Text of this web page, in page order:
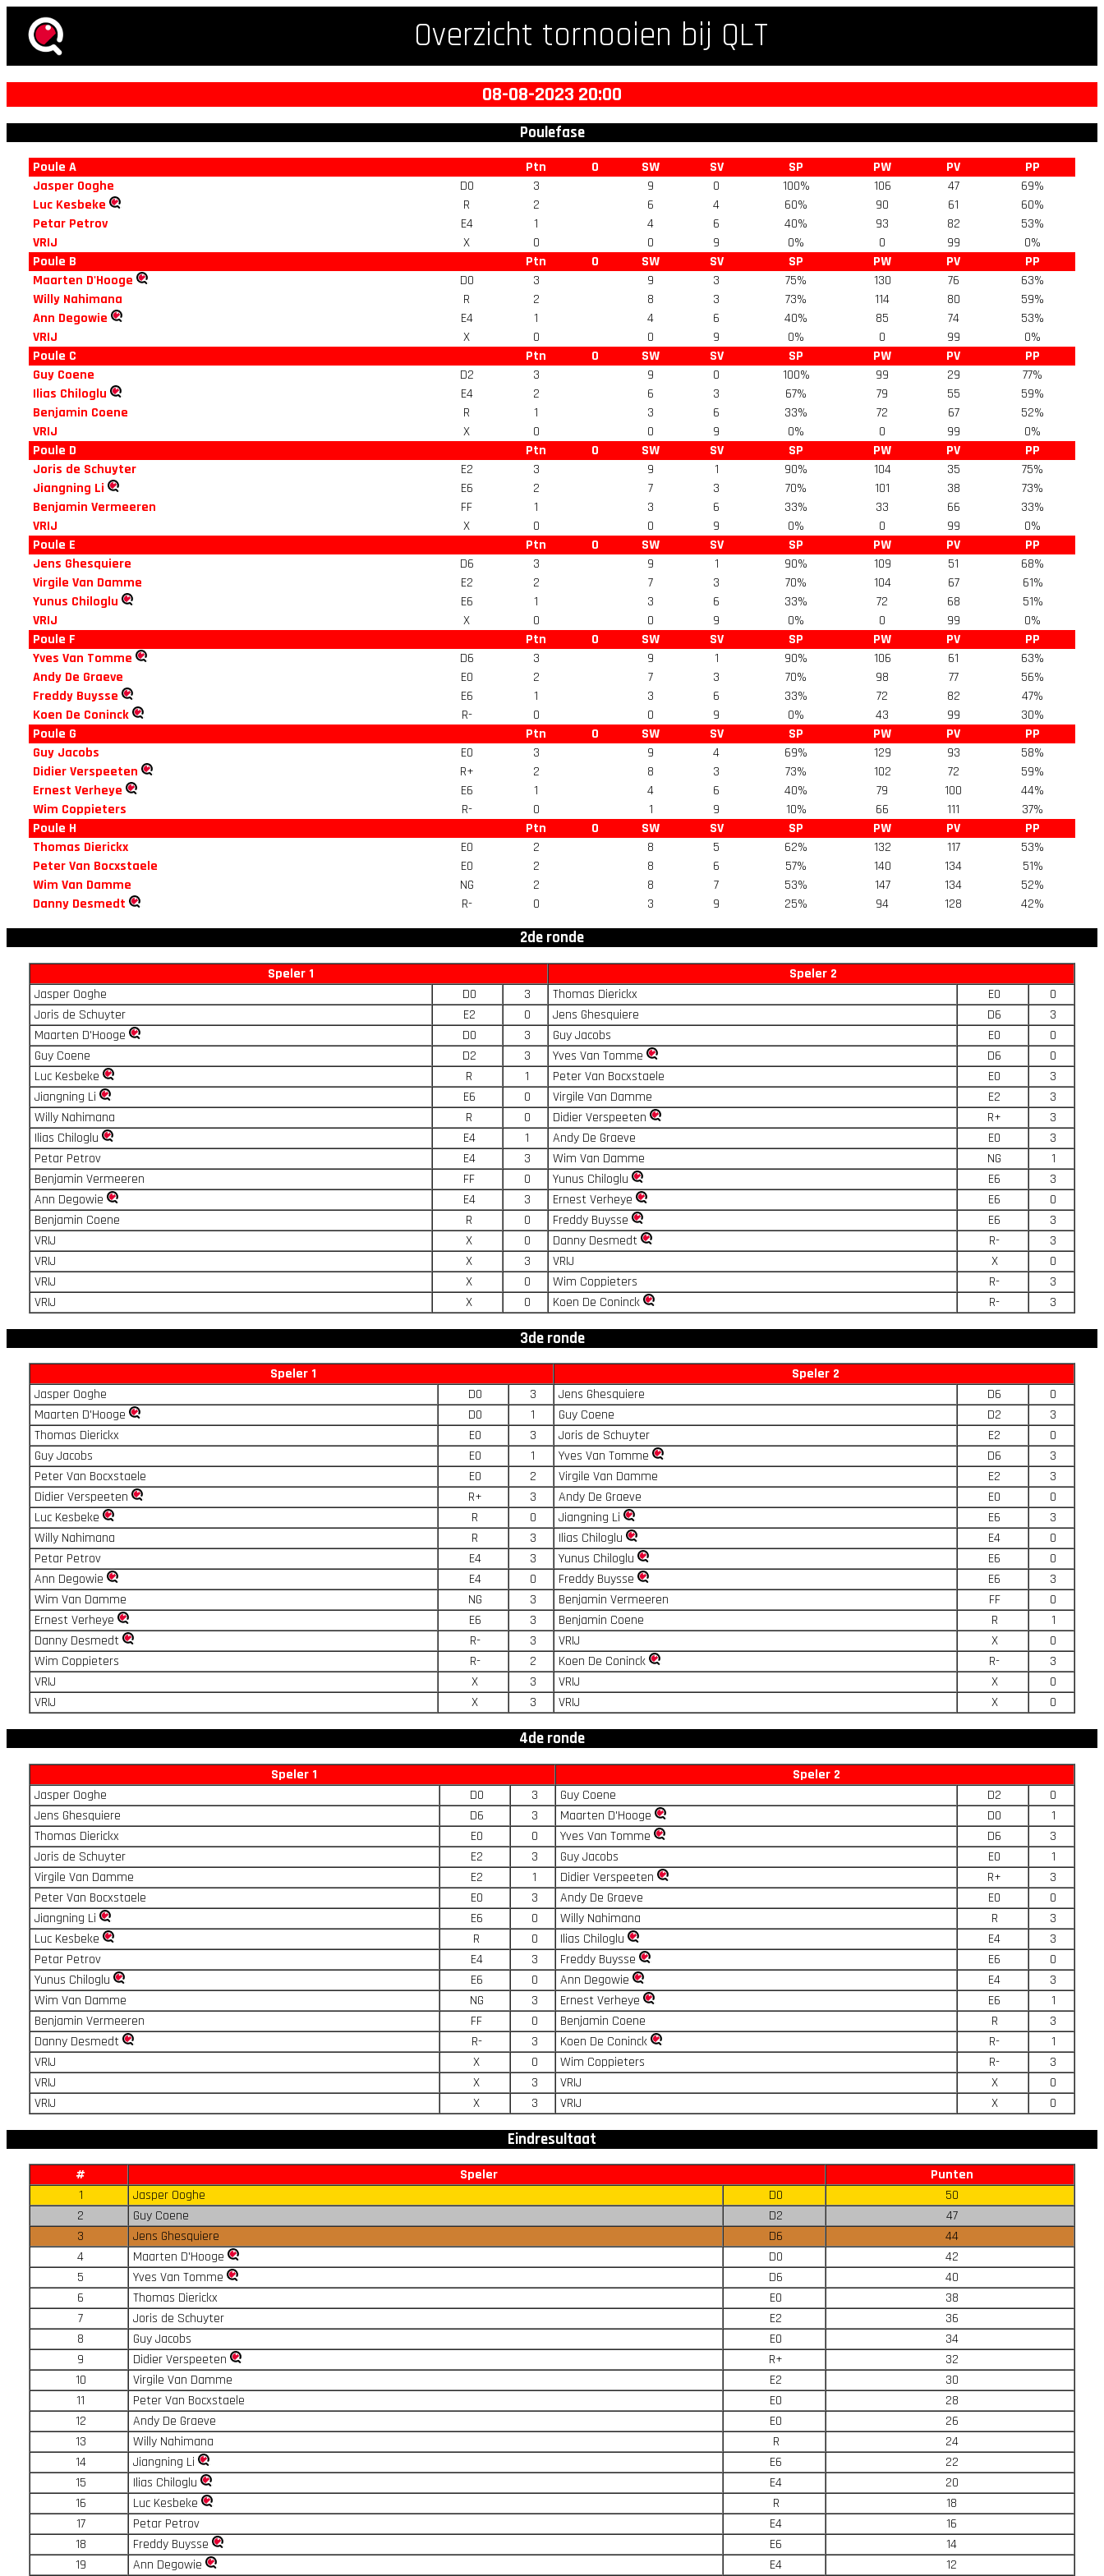
Overzicht tornooien bij QLT
08-08-2023 20:00
Poulefase
Poule A Ptn O SW SV SP PW PV
PP
Jasper Ooghe
D0 3 9 0 100% 106 47
69%
Luc Kesbeke
R 2 6 4 60% 90 61
60%
Petar Petrov
E4 1 4 6 40% 93 82
53%
VRIJ
X 0 0 9 0% 0 99
0%
Poule B
Ptn O SW SV SP PW PV
PP
Maarten D'Hooge
D0 3 9 3 75% 130 76
63%
Willy Nahimana
R 2 8 3 73% 114 80
59%
Ann Degowie
E4 1 4 6 40% 85 74
53%
VRIJ
X 0 0 9 0% 0 99
0%
Poule C
Ptn O SW SV SP PW PV
PP
Guy Coene
D2 3 9 0 100% 99 29
77%
Ilias Chiloglu
E4 2 6 3 67% 79 55
59%
Benjamin Coene
R 1 3 6 33% 72 67
52%
VRIJ
X 0 0 9 0% 0 99
0%
Poule D
Ptn O SW SV SP PW PV
PP
Joris de Schuyter
E2 3 9 1 90% 104 35
75%
Jiangning Li
E6 2 7 3 70% 101 38
73%
Benjamin Vermeeren
FF 1 3 6 33% 33 66
33%
VRIJ
X 0 0 9 0% 0 99
0%
Poule E
Ptn O SW SV SP PW PV
PP
Jens Ghesquiere
D6 3 9 1 90% 109 51
68%
Virgile Van Damme
E2 2 7 3 70% 104 67
61%
Yunus Chiloglu
E6 1 3 6 33% 72 68
51%
VRIJ
X 0 0 9 0% 0 99
0%
Poule F
Ptn O SW SV SP PW PV
PP
Yves Van Tomme
D6 3 9 1 90% 106 61
63%
Andy De Graeve
E0 2 7 3 70% 98 77
56%
Freddy Buysse
E6 1 3 6 33% 72 82
47%
Koen De Coninck
R- 0 0 9 0% 43 99
30%
Poule G
Ptn O SW SV SP PW PV
PP
Guy Jacobs
E0 3 9 4 69% 129 93
58%
Didier Verspeeten
R+ 2 8 3 73% 102 72
59%
Ernest Verheye
E6 1 4 6 40% 79 100
44%
Wim Coppieters
R- 0 1 9 10% 66 111
37%
Poule H
Ptn O SW SV SP PW PV
PP
Thomas Dierickx
E0 2 8 5 62% 132 117
53%
Peter Van Bocxstaele
E0 2 8 6 57% 140 134
51%
Wim Van Damme
NG 2 8 7 53% 147 134
52%
Danny Desmedt
R- 0 3 9 25% 94 128 42%
2de ronde
Speler 1
Speler 2
Jasper Ooghe
D0 3 Thomas Dierickx E0
0
Joris de Schuyter
E2 0 Jens Ghesquiere D6
3
Maarten D'Hooge
D0 3 Guy Jacobs E0
0
Guy Coene
D2 3 Yves Van Tomme D6
0
Luc Kesbeke
R 1 Peter Van Bocxstaele E0
3
Jiangning Li
E6 0 Virgile Van Damme E2
3
Willy Nahimana
R 0 Didier Verspeeten R+
3
Ilias Chiloglu
E4 1 Andy De Graeve E0
3
Petar Petrov
E4 3 Wim Van Damme NG
1
Benjamin Vermeeren
FF 0 Yunus Chiloglu E6
3
Ann Degowie
E4 3 Ernest Verheye E6
0
Benjamin Coene
R 0 Freddy Buysse E6
3
VRIJ
X 0 Danny Desmedt R-
3
VRIJ
X 3 VRIJ X
0
VRIJ
X 0 Wim Coppieters R-
3
VRIJ
X 0 Koen De Coninck R- 3
3de ronde
Speler 1
Speler 2
Jasper Ooghe
D0 3 Jens Ghesquiere D6
0
Maarten D'Hooge
D0 1 Guy Coene D2
3
Thomas Dierickx
E0 3 Joris de Schuyter E2
0
Guy Jacobs
E0 1 Yves Van Tomme D6
3
Peter Van Bocxstaele
E0 2 Virgile Van Damme E2
3
Didier Verspeeten
R+ 3 Andy De Graeve E0
0
Luc Kesbeke
R 0 Jiangning Li E6
3
Willy Nahimana
R 3 Ilias Chiloglu E4
0
Petar Petrov
E4 3 Yunus Chiloglu E6
0
Ann Degowie
E4 0 Freddy Buysse E6
3
Wim Van Damme
NG 3 Benjamin Vermeeren FF
0
Ernest Verheye
E6 3 Benjamin Coene R
1
Danny Desmedt
R- 3 VRIJ X
0
Wim Coppieters
R- 2 Koen De Coninck R-
3
VRIJ
X 3 VRIJ X
0
VRIJ
X 3 VRIJ X 0
4de ronde
Speler 1
Speler 2
Jasper Ooghe
D0 3 Guy Coene D2
0
Jens Ghesquiere
D6 3 Maarten D'Hooge D0
1
Thomas Dierickx
E0 0 Yves Van Tomme D6
3
Joris de Schuyter
E2 3 Guy Jacobs E0
1
Virgile Van Damme
E2 1 Didier Verspeeten R+
3
Peter Van Bocxstaele
E0 3 Andy De Graeve E0
0
Jiangning Li
E6 0 Willy Nahimana R
3
Luc Kesbeke
R 0 Ilias Chiloglu E4
3
Petar Petrov
E4 3 Freddy Buysse E6
0
Yunus Chiloglu
E6 0 Ann Degowie E4
3
Wim Van Damme
NG 3 Ernest Verheye E6
1
Benjamin Vermeeren
FF 0 Benjamin Coene R
3
Danny Desmedt
R- 3 Koen De Coninck R-
1
VRIJ
X 0 Wim Coppieters R-
3
VRIJ
X 3 VRIJ X
0
VRIJ
X 3 VRIJ X 0
Eindresultaat
# Speler
Punten
1
Jasper Ooghe D0
50
2
Guy Coene D2
47
3
Jens Ghesquiere D6
44
4
Maarten D'Hooge D0
42
5
Yves Van Tomme D6
40
6
Thomas Dierickx E0
38
7
Joris de Schuyter E2
36
8
Guy Jacobs E0
34
9
Didier Verspeeten R+
32
10
Virgile Van Damme E2
30
11
Peter Van Bocxstaele E0
28
12
Andy De Graeve E0
26
13
Willy Nahimana R
24
14
Jiangning Li E6
22
15
Ilias Chiloglu E4
20
16
Luc Kesbeke R
18
17
Petar Petrov E4
16
18
Freddy Buysse E6
14
19
Ann Degowie E4 12